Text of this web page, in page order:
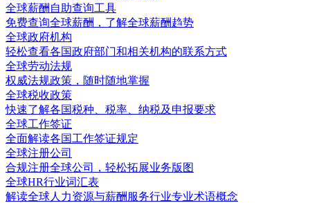
全球薪酬自助查询工具
免费查询全球薪酬，了解全球薪酬趋势
全球政府机构
轻松查看各国政府部门和相关机构的联系方式
全球劳动法规
权威法规政策，随时随地掌握
全球税收政策
快速了解各国税种、税率、纳税及申报要求
全球工作签证
全面解读各国工作签证规定
全球注册公司
合规注册全球公司，轻松拓展业务版图
全球HR行业词汇表
解读全球人力资源与薪酬服务行业专业术语概念